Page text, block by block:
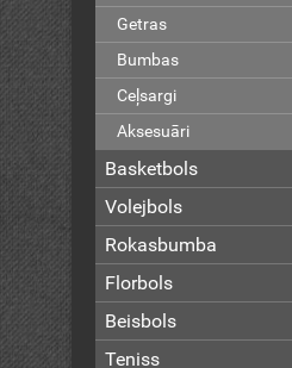
Getras
Bumbas
Ceļsargi
Aksesuāri
Basketbols
Volejbols
Rokasbumba
Florbols
Beisbols
Teniss